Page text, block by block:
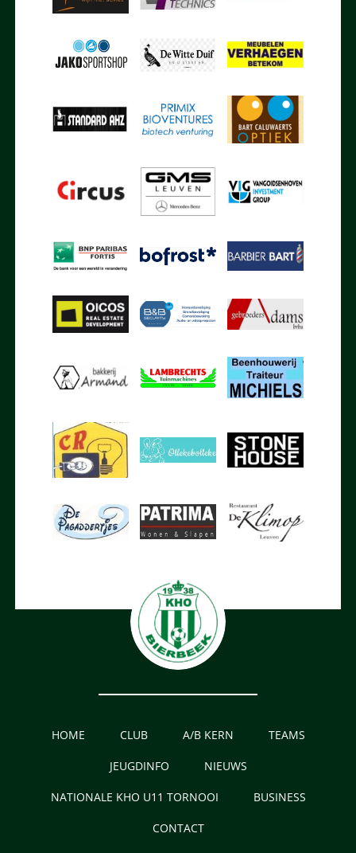
HOME CLUB A/B KERN TEAMS
JEUGDINFO NIEUWS
NATIONALE KHO U11 TORNOOI BUSINESS
CONTACT